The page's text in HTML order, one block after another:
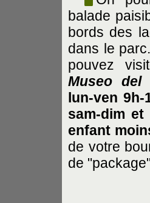
balade
bords des
dans le
pouvez
Museo del
lun-ven 9h-
sam-dim
enfant
de votre
de